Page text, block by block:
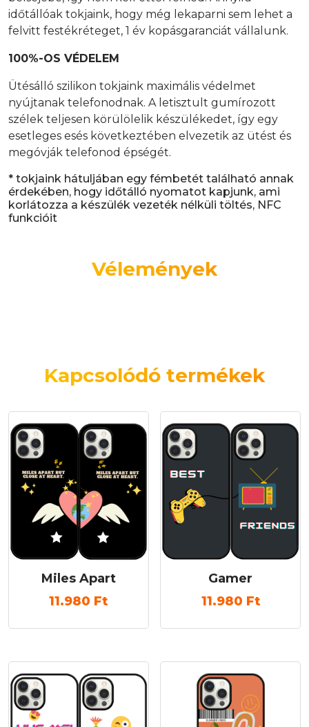
időtállóak tokjaink, hogy még lekaparni sem lehet a
felvitt festékréteget, 1 év kopásgaranciát vállalunk.
100%-OS VÉDELEM
Ütésálló szilikon tokjaink maximális védelmet
nyújtanak telefonodnak. A letisztult gumírozott
szélek teljesen körülölelik készülékedet, így egy
esetleges esés következtében elvezetik az ütést és
megóvják telefonod épségét.
* tokjaink hátuljában egy fémbetét található annak
érdekében, hogy időtálló nyomatot kapjunk, ami
korlátozza a készülék vezeték nélküli töltés, NFC
funkcióit
Vélemények
Kapcsolódó termékek
Miles Apart
11.980 Ft
Gamer
11.980 Ft